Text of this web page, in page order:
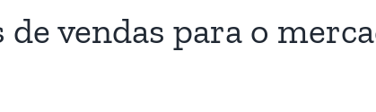
vendas para o